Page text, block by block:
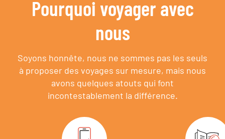
Pourquoi voyager avec
nous
Soyons honnête, nous ne sommes pas les seuls
à proposer des voyages sur mesure, mais nous
avons quelques atouts qui font
incontestablement la différence.